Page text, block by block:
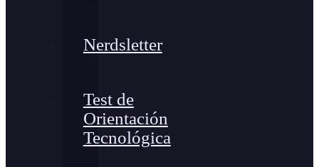
Nerdsletter
Test de
Orientación
Tecnológica